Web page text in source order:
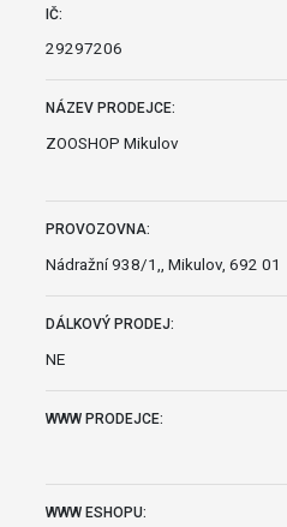
IČ:
29297206
NÁZEV PRODEJCE:
ZOOSHOP Mikulov
PROVOZOVNA:
Nádražní 938/1,, Mikulov, 692 01
DÁLKOVÝ PRODEJ:
NE
WWW PRODEJCE:
WWW ESHOPU: